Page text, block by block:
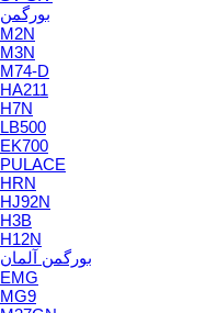
بورگمن
M2N
M3N
M74-D
HA211
H7N
LB500
EK700
PULACE
HRN
HJ92N
H3B
H12N
بورگمن آلمان
EMG
MG9